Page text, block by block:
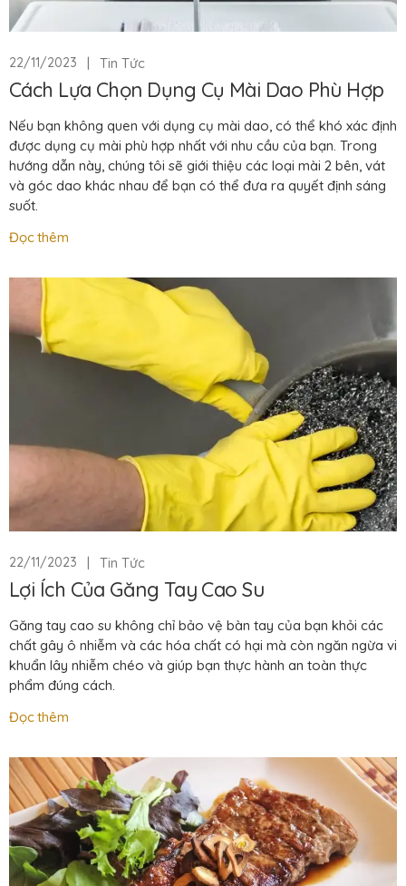
22/11/2023 | Tin Tức
Cách Lựa Chọn Dụng Cụ Mài Dao Phù Hợp
Nếu bạn không quen với dụng cụ mài dao, có thể khó xác định
được dụng cụ mài phù hợp nhất với nhu cầu của bạn. Trong
hướng dẫn này, chúng tôi sẽ giới thiệu các loại mài 2 bên, vát
và góc dao khác nhau để bạn có thể đưa ra quyết định sáng
suốt.
Đọc thêm
22/11/2023 | Tin Tức
Lợi Ích Của Găng Tay Cao Su
Găng tay cao su không chỉ bảo vệ bàn tay của bạn khỏi các
chất gây ô nhiễm và các hóa chất có hại mà còn ngăn ngừa vi
khuẩn lây nhiễm chéo và giúp bạn thực hành an toàn thực
phẩm đúng cách.
Đọc thêm